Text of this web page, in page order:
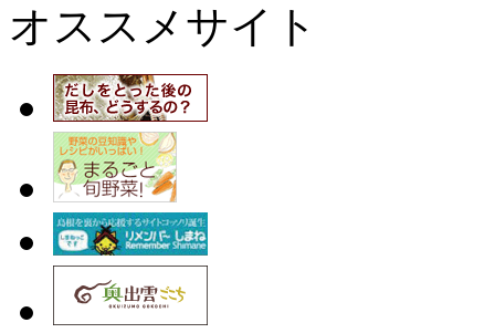
オススメサイト